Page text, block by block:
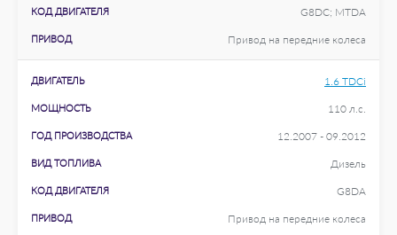
КОД ДВИГАТЕЛЯ G8DC; MTDA
ПРИВОД Привод на передние колеса
ДВИГАТЕЛЬ 1.6 TDCi
МОЩНОСТЬ 110 л.с.
ГОД ПРОИЗВОДСТВА 12.2007 - 09.2012
ВИД ТОПЛИВА Дизель
КОД ДВИГАТЕЛЯ G8DA
ПРИВОД Привод на передние колеса